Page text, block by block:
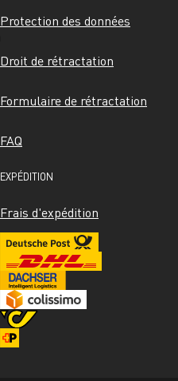
Protection des données
Droit de rétractation
Formulaire de rétractation
FAQ
EXPÉDITION
Frais d'expédition